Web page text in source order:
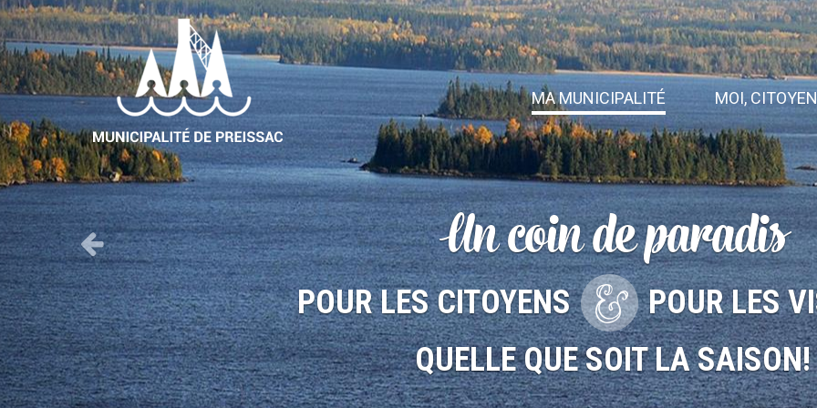
MA MUNICIPALITÉ MOI, CITOYEN
POUR
Previous